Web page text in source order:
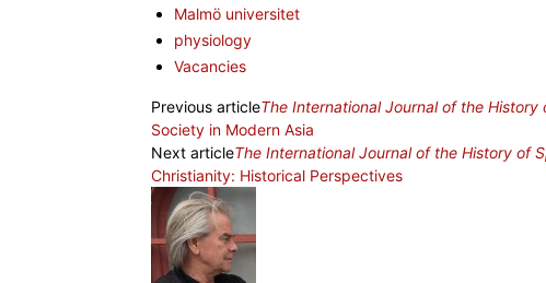
Malmö universitet
physiology
Vacancies
Previous articleThe International Journal of the History
Society in Modern Asia
Next articleThe International Journal of the History of
Christianity: Historical Perspectives